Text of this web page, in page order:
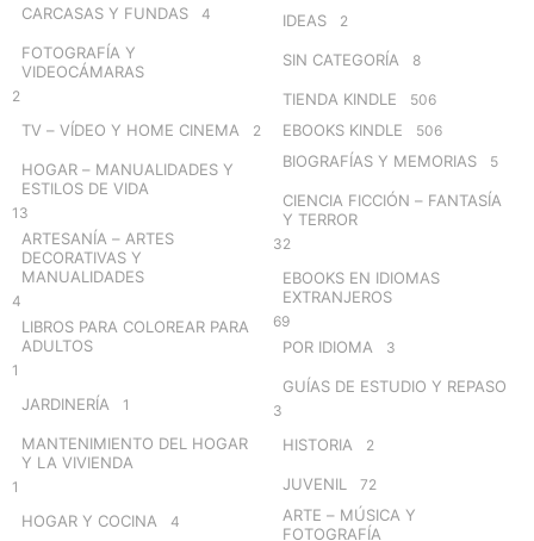
CARCASAS Y FUNDAS 4
FOTOGRAFÍA Y
VIDEOCÁMARAS
2
TV – VÍDEO Y HOME CINEMA 2
HOGAR – MANUALIDADES Y
ESTILOS DE VIDA
13
ARTESANÍA – ARTES
DECORATIVAS Y
MANUALIDADES
4
LIBROS PARA COLOREAR PARA
ADULTOS
1
JARDINERÍA 1
MANTENIMIENTO DEL HOGAR
Y LA VIVIENDA
1
HOGAR Y COCINA 4
IDEAS 2
SIN CATEGORÍA 8
TIENDA KINDLE 506
EBOOKS KINDLE 506
BIOGRAFÍAS Y MEMORIAS 5
CIENCIA FICCIÓN – FANTASÍA
Y TERROR
32
EBOOKS EN IDIOMAS
EXTRANJEROS
69
POR IDIOMA 3
GUÍAS DE ESTUDIO Y REPASO
3
HISTORIA 2
JUVENIL 72
ARTE – MÚSICA Y
FOTOGRAFÍA